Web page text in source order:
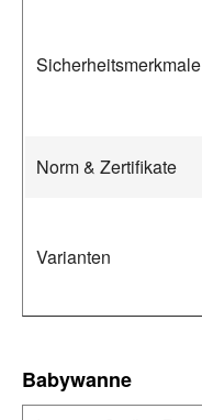
Sicherheitsmerkmale
Norm & Zertifikate
Varianten
Babywanne